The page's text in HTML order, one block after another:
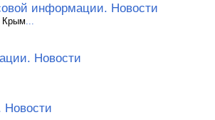
информации. Новости
Крым
Новости
Новости